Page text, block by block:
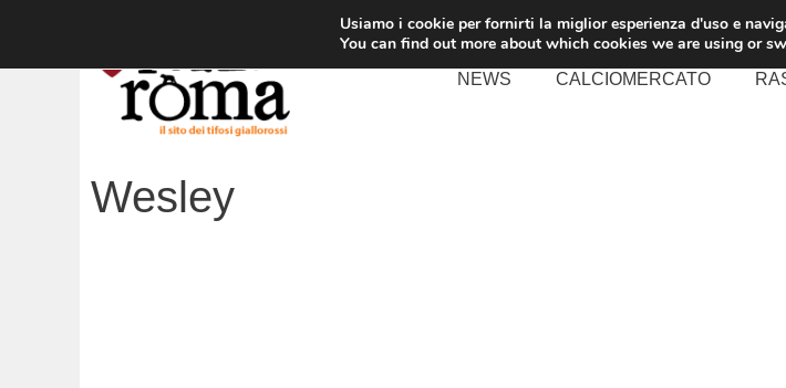
contenuto
NEWS CALCIOMERCATO
Wesley
Usiamo i cookie per fornirti la miglior esperienza d'uso e
You can find out more about which cookies we are using or